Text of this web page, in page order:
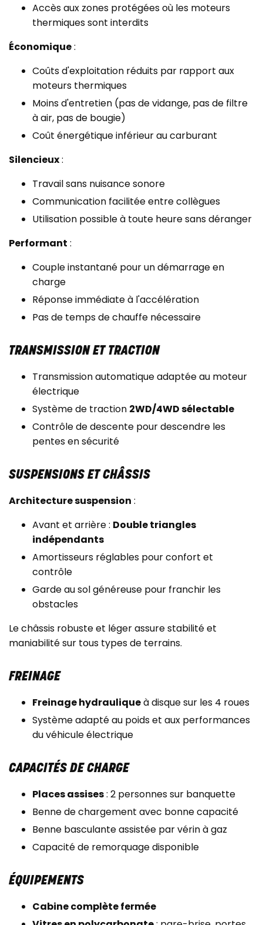
Accès aux zones protégées où les moteurs
thermiques sont interdits
Économique:
Coûts d'exploitation réduits par rapport aux
moteurs thermiques
Moins d'entretien (pas de vidange, pas de filtre
à air, pas de bougie)
Coût énergétique inférieur au carburant
Silencieux:
Travail sans nuisance sonore
Communication facilitée entre collègues
Utilisation possible à toute heure sans déranger
Performant :
Couple instantané pour un démarrage en
charge
Réponse immédiate à l'accélération
Pas de temps de chauffe nécessaire
TRANSMISSION ET TRACTION
Transmission automatique adaptée au moteur
électrique
Système de traction 2WD/4WD sélectable
Contrôle de descente pour descendre les
pentes en sécurité
SUSPENSIONS ET CHÂSSIS
Architecture suspension :
Avant et arrière : Double triangles
indépendants
Amortisseurs réglables pour confort et
contrôle
Garde au sol généreuse pour franchir les
obstacles
Le châssis robuste et léger assure stabilité et
maniabilité sur tous types de terrains.
FREINAGE
Freinage hydrauliqueà disque sur les 4 roues
Système adapté au poids et aux performances
du véhicule électrique
CAPACITÉS DE CHARGE
Places assises: 2 personnes sur banquette
Benne de chargement avec bonne capacité
Benne basculante assistée par vérin à gaz
Capacité de remorquage disponible
ÉQUIPEMENTS
Cabine complète fermée